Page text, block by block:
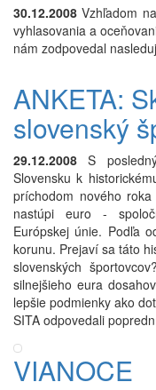
30.12.2008 Vzhľadom
vyhlasovania a
nám zodpovedal
ANKETA:
slovenský
29.12.2008 S
Slovensku k
príchodom nového
nastúpi euro -
Európskej únie. Podľa
korunu. Prejaví sa táto
slovenských
silnejšieho eura
lepšie podmienky ako
SITA odpovedali
VIANOCE